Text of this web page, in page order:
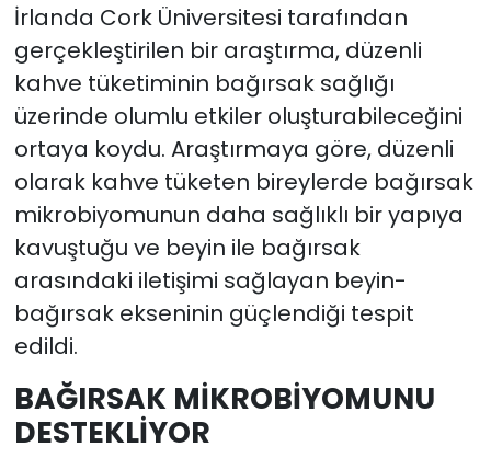
İrlanda Cork Üniversitesi tarafından
gerçekleştirilen bir araştırma, düzenli
kahve tüketiminin bağırsak sağlığı
üzerinde olumlu etkiler oluşturabileceğini
ortaya koydu. Araştırmaya göre, düzenli
olarak kahve tüketen bireylerde bağırsak
mikrobiyomunun daha sağlıklı bir yapıya
kavuştuğu ve beyin ile bağırsak
arasındaki iletişimi sağlayan beyin-
bağırsak ekseninin güçlendiği tespit
edildi.
BAĞIRSAK MİKROBİYOMUNU
DESTEKLİYOR